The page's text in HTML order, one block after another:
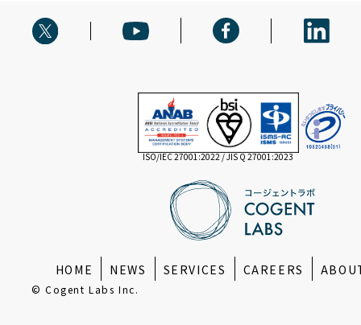
HOME NEWS SERVICES CAREERS
ISO/IEC 27001:2022 / JIS Q 27001:2023
© Cogent Labs Inc.